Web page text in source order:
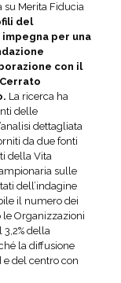
su Merita Fiducia
del
per una
con il
La ricerca ha
delle
dettagliata
da due fonti
della Vita
sulle
dell’indagine
il numero dei
Organizzazioni
della
la diffusione
del centro con